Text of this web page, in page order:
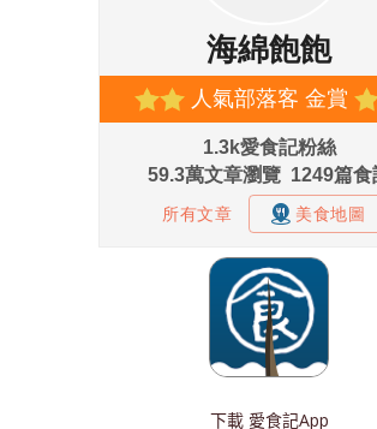
下載 愛食記App